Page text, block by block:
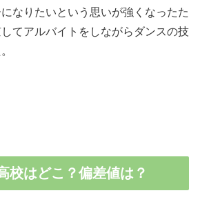
なりたいという思いが強くなったた
てアルバイトをしながらダンスの技
校はどこ？偏差値は？